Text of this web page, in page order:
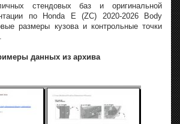
стендовых баз и оригинальной
по Honda E (ZC) 2020-2026 Body
размеры кузова и контрольные точки
данных из архива